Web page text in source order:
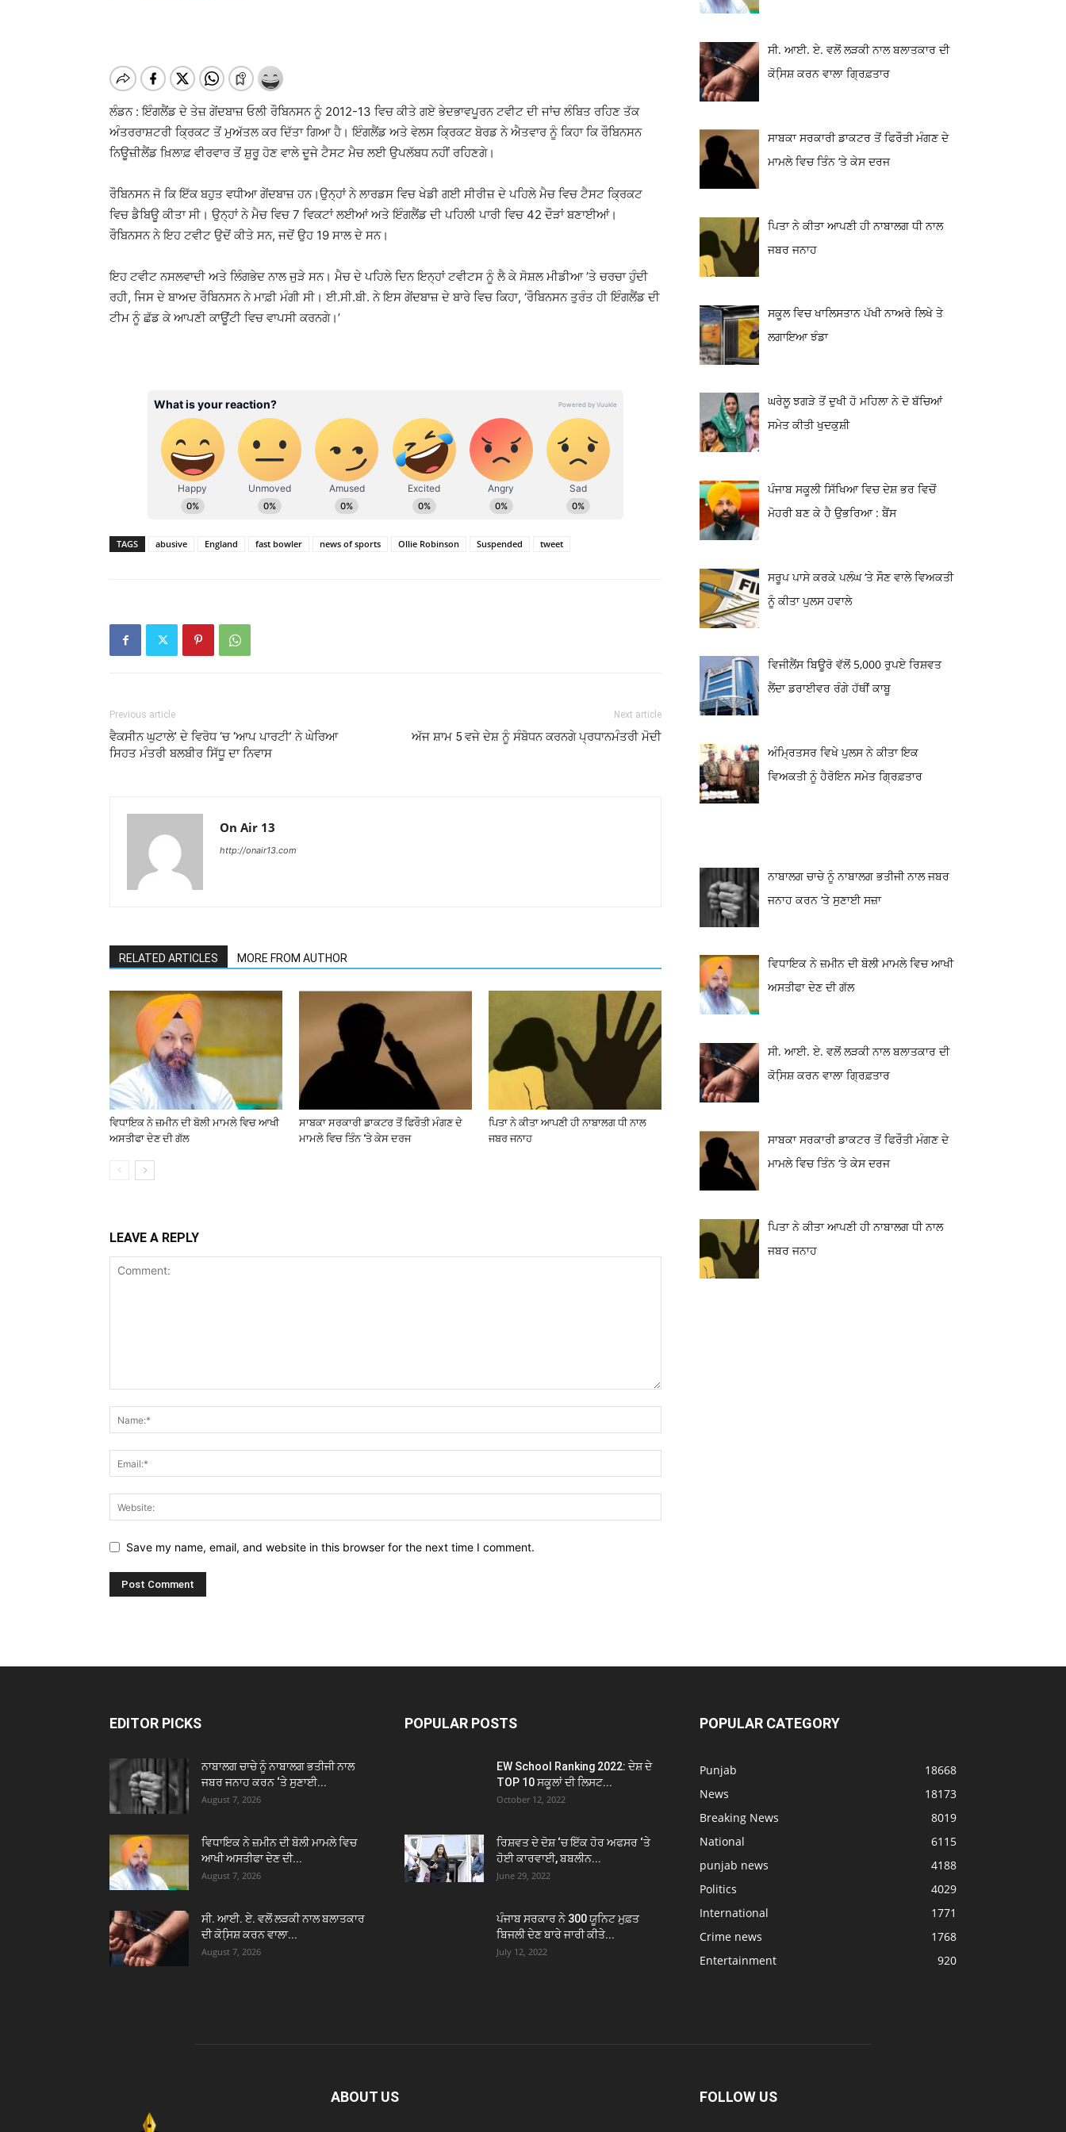
ਲੰਡਨ : ਇੰਗਲੈਂਡ ਦੇ ਤੇਜ਼ ਗੇਂਦਬਾਜ਼ ਓਲੀ ਰੌਬਿਨਸਨ ਨੂੰ 2012-13 ਵਿਚ ਕੀਤੇ ਗਏ ਭੇਦਭਾਵਪੂਰਨ ਟਵੀਟ ਦੀ ਜਾਂਚ ਲੰਬਿਤ ਰਹਿਣ ਤੱਕ
ਅੰਤਰਰਾਸ਼ਟਰੀ ਕ੍ਰਿਕਟ ਤੋਂ ਮੁਅੱਤਲ ਕਰ ਦਿੱਤਾ ਗਿਆ ਹੈ। ਇੰਗਲੈਂਡ ਅਤੇ ਵੇਲਸ ਕ੍ਰਿਕਟ ਬੋਰਡ ਨੇ ਐਤਵਾਰ ਨੂੰ ਕਿਹਾ ਕਿ ਰੌਬਿਨਸਨ
ਨਿਊਜ਼ੀਲੈਂਡ ਖ਼ਿਲਾਫ਼ ਵੀਰਵਾਰ ਤੋਂ ਸ਼ੁਰੂ ਹੋਣ ਵਾਲੇ ਦੂਜੇ ਟੈਸਟ ਮੈਚ ਲਈ ਉਪਲੱਬਧ ਨਹੀਂ ਰਹਿਣਗੇ।
ਰੌਬਿਨਸਨ ਜੋ ਕਿ ਇੱਕ ਬਹੁਤ ਵਧੀਆ ਗੇਂਦਬਾਜ਼ ਹਨ।ਉਨ੍ਹਾਂ ਨੇ ਲਾਰਡਸ ਵਿਚ ਖੇਡੀ ਗਈ ਸੀਰੀਜ਼ ਦੇ ਪਹਿਲੇ ਮੈਚ ਵਿਚ ਟੈਸਟ ਕ੍ਰਿਕਟ
ਵਿਚ ਡੈਬਿਊ ਕੀਤਾ ਸੀ। ਉਨ੍ਹਾਂ ਨੇ ਮੈਚ ਵਿਚ 7 ਵਿਕਟਾਂ ਲਈਆਂ ਅਤੇ ਇੰਗਲੈਂਡ ਦੀ ਪਹਿਲੀ ਪਾਰੀ ਵਿਚ 42 ਦੌੜਾਂ ਬਣਾਈਆਂ।
ਰੌਬਿਨਸਨ ਨੇ ਇਹ ਟਵੀਟ ਉਦੋਂ ਕੀਤੇ ਸਨ, ਜਦੋਂ ਉਹ 19 ਸਾਲ ਦੇ ਸਨ।
ਇਹ ਟਵੀਟ ਨਸਲਵਾਦੀ ਅਤੇ ਲਿੰਗਭੇਦ ਨਾਲ ਜੁੜੇ ਸਨ। ਮੈਚ ਦੇ ਪਹਿਲੇ ਦਿਨ ਇਨ੍ਹਾਂ ਟਵੀਟਸ ਨੂੰ ਲੈ ਕੇ ਸੋਸ਼ਲ ਮੀਡੀਆ ’ਤੇ ਚਰਚਾ ਹੁੰਦੀ
ਰਹੀ, ਜਿਸ ਦੇ ਬਾਅਦ ਰੌਬਿਨਸਨ ਨੇ ਮਾਫ਼ੀ ਮੰਗੀ ਸੀ। ਈ.ਸੀ.ਬੀ. ਨੇ ਇਸ ਗੇਂਦਬਾਜ਼ ਦੇ ਬਾਰੇ ਵਿਚ ਕਿਹਾ, ‘ਰੌਬਿਨਸਨ ਤੁਰੰਤ ਹੀ ਇੰਗਲੈਂਡ ਦੀ
ਟੀਮ ਨੂੰ ਛੱਡ ਕੇ ਆਪਣੀ ਕਾਊਂਟੀ ਵਿਚ ਵਾਪਸੀ ਕਰਨਗੇ।’
TAGS abusive England fast bowler news of sports Ollie Robinson Suspended tweet
Previous article
ਵੈਕਸੀਨ ਘੁਟਾਲੇ’ ਦੇ ਵਿਰੋਧ ‘ਚ ‘ਆਪ ਪਾਰਟੀ’ ਨੇ ਘੇਰਿਆ
ਸਿਹਤ ਮੰਤਰੀ ਬਲਬੀਰ ਸਿੱਧੂ ਦਾ ਨਿਵਾਸ
Next article
ਅੱਜ ਸ਼ਾਮ 5 ਵਜੇ ਦੇਸ਼ ਨੂੰ ਸੰਬੋਧਨ ਕਰਨਗੇ ਪ੍ਰਧਾਨਮੰਤਰੀ ਮੋਦੀ
On Air 13
http://onair13.com
RELATED ARTICLES MORE FROM AUTHOR
ਵਿਧਾਇਕ ਨੇ ਜ਼ਮੀਨ ਦੀ ਬੋਲੀ ਮਾਮਲੇ ਵਿਚ ਆਖੀ
ਅਸਤੀਫਾ ਦੇਣ ਦੀ ਗੱਲ
ਸਾਬਕਾ ਸਰਕਾਰੀ ਡਾਕਟਰ ਤੋਂ ਫਿਰੌਤੀ ਮੰਗਣ ਦੇ
ਮਾਮਲੇ ਵਿਚ ਤਿੰਨ ‘ਤੇ ਕੇਸ ਦਰਜ
ਪਿਤਾ ਨੇ ਕੀਤਾ ਆਪਣੀ ਹੀ ਨਾਬਾਲਗ ਧੀ ਨਾਲ
ਜਬਰ ਜਨਾਹ
LEAVE A REPLY
Save my name, email, and website in this browser for the next time I comment.
ਸੀ. ਆਈ. ਏ. ਵਲੋਂ ਲੜਕੀ ਨਾਲ ਬਲਾਤਕਾਰ ਦੀ
ਕੋਸਿ਼ਸ਼ ਕਰਨ ਵਾਲਾ ਗ੍ਰਿਫ਼ਤਾਰ
ਸਾਬਕਾ ਸਰਕਾਰੀ ਡਾਕਟਰ ਤੋਂ ਫਿਰੌਤੀ ਮੰਗਣ ਦੇ
ਮਾਮਲੇ ਵਿਚ ਤਿੰਨ ‘ਤੇ ਕੇਸ ਦਰਜ
ਪਿਤਾ ਨੇ ਕੀਤਾ ਆਪਣੀ ਹੀ ਨਾਬਾਲਗ ਧੀ ਨਾਲ
ਜਬਰ ਜਨਾਹ
ਸਕੂਲ ਵਿਚ ਖਾਲਿਸਤਾਨ ਪੱਖੀ ਨਾਅਰੇ ਲਿਖੇ ਤੇ
ਲਗਾਇਆ ਝੰਡਾ
ਘਰੇਲੂ ਝਗੜੇ ਤੋਂ ਦੁਖੀ ਹੋ ਮਹਿਲਾ ਨੇ ਦੋ ਬੱਚਿਆਂ
ਸਮੇਤ ਕੀਤੀ ਖੁਦਕੁਸ਼ੀ
ਪੰਜਾਬ ਸਕੂਲੀ ਸਿੱਖਿਆ ਵਿਚ ਦੇਸ਼ ਭਰ ਵਿਚੋਂ
ਮੋਹਰੀ ਬਣ ਕੇ ਹੈ ਉਭਰਿਆ : ਬੈਂਸ
ਸਰੂਪ ਪਾਸੇ ਕਰਕੇ ਪਲੰਘ ‘ਤੇ ਸੌਣ ਵਾਲੇ ਵਿਅਕਤੀ
ਨੂੰ ਕੀਤਾ ਪੁਲਸ ਹਵਾਲੇ
ਵਿਜੀਲੈਂਸ ਬਿਊਰੋ ਵੱਲੋਂ 5,000 ਰੁਪਏ ਰਿਸ਼ਵਤ
ਲੈਂਦਾ ਡਰਾਈਵਰ ਰੰਗੇ ਹੱਥੀਂ ਕਾਬੂ
ਅੰਮ੍ਰਿਤਸਰ ਵਿਖੇ ਪੁਲਸ ਨੇ ਕੀਤਾ ਇਕ
ਵਿਅਕਤੀ ਨੂੰ ਹੈਰੋਇਨ ਸਮੇਤ ਗ੍ਰਿਫ਼ਤਾਰ
ਨਾਬਾਲਗ ਚਾਚੇ ਨੂੰ ਨਾਬਾਲਗ ਭਤੀਜੀ ਨਾਲ ਜਬਰ
ਜਨਾਹ ਕਰਨ ‘ਤੇ ਸੁਣਾਈ ਸਜ਼ਾ
ਵਿਧਾਇਕ ਨੇ ਜ਼ਮੀਨ ਦੀ ਬੋਲੀ ਮਾਮਲੇ ਵਿਚ ਆਖੀ
ਅਸਤੀਫਾ ਦੇਣ ਦੀ ਗੱਲ
ਸੀ. ਆਈ. ਏ. ਵਲੋਂ ਲੜਕੀ ਨਾਲ ਬਲਾਤਕਾਰ ਦੀ
ਕੋਸਿ਼ਸ਼ ਕਰਨ ਵਾਲਾ ਗ੍ਰਿਫ਼ਤਾਰ
ਸਾਬਕਾ ਸਰਕਾਰੀ ਡਾਕਟਰ ਤੋਂ ਫਿਰੌਤੀ ਮੰਗਣ ਦੇ
ਮਾਮਲੇ ਵਿਚ ਤਿੰਨ ‘ਤੇ ਕੇਸ ਦਰਜ
ਪਿਤਾ ਨੇ ਕੀਤਾ ਆਪਣੀ ਹੀ ਨਾਬਾਲਗ ਧੀ ਨਾਲ
ਜਬਰ ਜਨਾਹ
EDITOR PICKS
ਨਾਬਾਲਗ ਚਾਚੇ ਨੂੰ ਨਾਬਾਲਗ ਭਤੀਜੀ ਨਾਲ
ਜਬਰ ਜਨਾਹ ਕਰਨ ‘ਤੇ ਸੁਣਾਈ...
August 7, 2026
ਵਿਧਾਇਕ ਨੇ ਜ਼ਮੀਨ ਦੀ ਬੋਲੀ ਮਾਮਲੇ ਵਿਚ
ਆਖੀ ਅਸਤੀਫਾ ਦੇਣ ਦੀ...
August 7, 2026
ਸੀ. ਆਈ. ਏ. ਵਲੋਂ ਲੜਕੀ ਨਾਲ ਬਲਾਤਕਾਰ
ਦੀ ਕੋਸਿ਼ਸ਼ ਕਰਨ ਵਾਲਾ...
August 7, 2026
POPULAR POSTS
EW School Ranking 2022: ਦੇਸ਼ ਦੇ
TOP 10 ਸਕੂਲਾਂ ਦੀ ਲਿਸਟ...
October 12, 2022
ਰਿਸ਼ਵਤ ਦੇ ਦੋਸ਼ ‘ਚ ਇੱਕ ਹੋਰ ਅਫਸਰ ‘ਤੇ
ਹੋਈ ਕਾਰਵਾਈ, ਬਬਲੀਨ...
June 29, 2022
ਪੰਜਾਬ ਸਰਕਾਰ ਨੇ 300 ਯੂਨਿਟ ਮੁਫ਼ਤ
ਬਿਜਲੀ ਦੇਣ ਬਾਰੇ ਜਾਰੀ ਕੀਤੇ...
July 12, 2022
POPULAR CATEGORY
Punjab
18668
News
18173
Breaking News
8019
National
6115
punjab news
4188
Politics
4029
International
1771
Crime news
1768
Entertainment
920
ABOUT US FOLLOW US